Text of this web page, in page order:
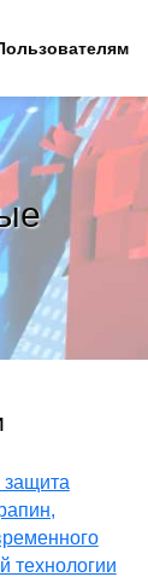
технологии